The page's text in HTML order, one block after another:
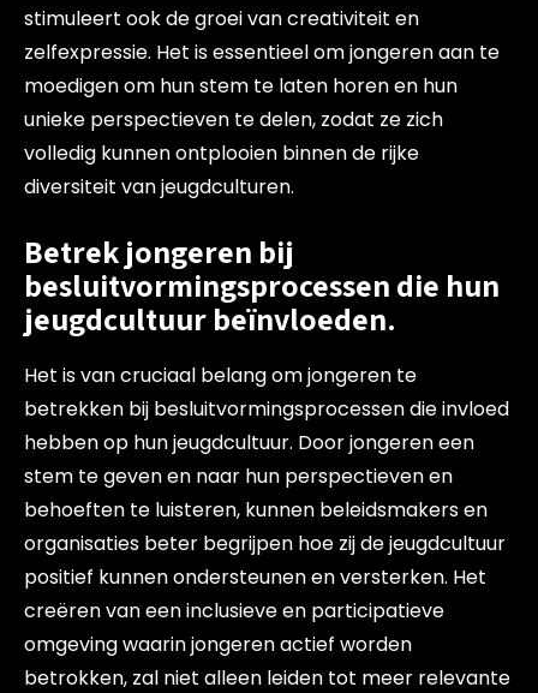
stimuleert ook de groei van creativiteit en
zelfexpressie. Het is essentieel om jongeren aan te
moedigen om hun stem te laten horen en hun
unieke perspectieven te delen, zodat ze zich
volledig kunnen ontplooien binnen de rijke
diversiteit van jeugdculturen.
Betrek jongeren bij
besluitvormingsprocessen die hun
jeugdcultuur beïnvloeden.
Het is van cruciaal belang om jongeren te
betrekken bij besluitvormingsprocessen die invloed
hebben op hun jeugdcultuur. Door jongeren een
stem te geven en naar hun perspectieven en
behoeften te luisteren, kunnen beleidsmakers en
organisaties beter begrijpen hoe zij de jeugdcultuur
positief kunnen ondersteunen en versterken. Het
creëren van een inclusieve en participatieve
omgeving waarin jongeren actief worden
betrokken, zal niet alleen leiden tot meer relevante